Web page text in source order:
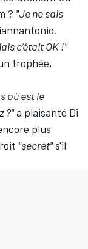
? "Je ne sais
c’était OK !"
trophée,
où est le
?"a plaisanté Di
plus
"secret"s'il